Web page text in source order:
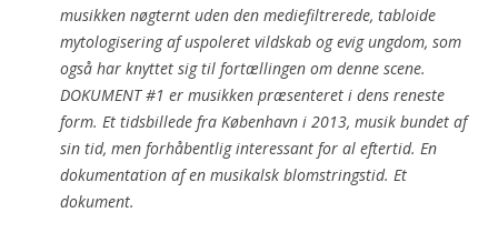
musikken nøgternt uden den mediefiltrerede, tabloide
mytologisering af uspoleret vildskab og evig ungdom, som
også har knyttet sig til fortællingen om denne scene.
DOKUMENT #1 er musikken præsenteret i dens reneste
form. Et tidsbillede fra København i 2013, musik bundet af
sin tid, men forhåbentlig interessant for al eftertid. En
dokumentation af en musikalsk blomstringstid. Et
dokument.